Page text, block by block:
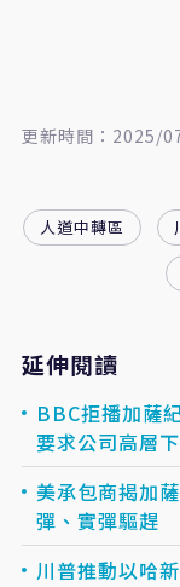
更新時間：2025/
人道中轉區
延伸閱讀
BBC拒播加薩
要求公司高層
美承包商揭加
彈、實彈驅趕
川普推動以哈